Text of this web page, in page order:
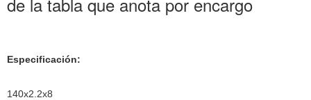
Especificación:
140x2.2x8